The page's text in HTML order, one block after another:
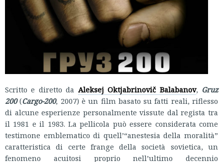
Scritto e diretto da Aleksej Oktjabrinovič Balabanov, Gruz
200(Cargo-200, 2007) è un film basato su fatti reali, riflesso
di alcune esperienze personalmente vissute dal regista tra
il 1981 e il 1983. La pellicola può essere considerata come
testimone emblematico di quell’“anestesia della moralità”
caratteristica di certe frange della società sovietica, un
fenomeno acuitosi proprio nell’ultimo decennio